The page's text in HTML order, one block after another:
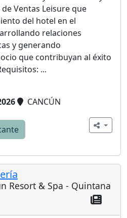
Ventas Leisure que
del hotel en el
relaciones
y generando
que contribuyan al éxito
...
CANCÚN
Resort & Spa - Quintana